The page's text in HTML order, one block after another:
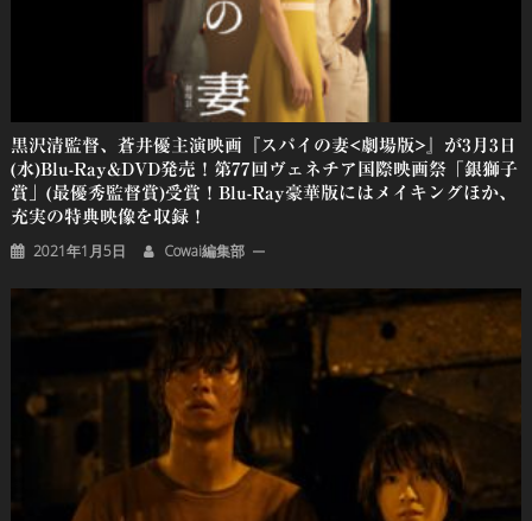
黒沢清監督、蒼井優主演映画『スパイの妻<劇場版>』が3月3日
(水)Blu-Ray&DVD発売！第77回ヴェネチア国際映画祭「銀獅子
賞」(最優秀監督賞)受賞！Blu-Ray豪華版にはメイキングほか、
充実の特典映像を収録！
2021年1月5日 Cowai編集部